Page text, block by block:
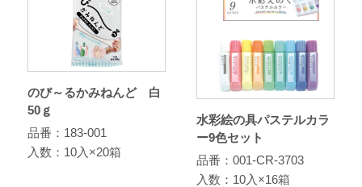
のび～るかみねんど 白
50ｇ
品番：183-001
入数：10入×20箱
水彩絵の具パステルカラ
ー9色セット
品番：001-CR-3703
入数：10入×16箱